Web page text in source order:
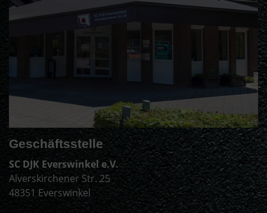
Geschäftsstelle
SC DJK Everswinkel e.V.
Alverskirchener Str. 25
48351 Everswinkel